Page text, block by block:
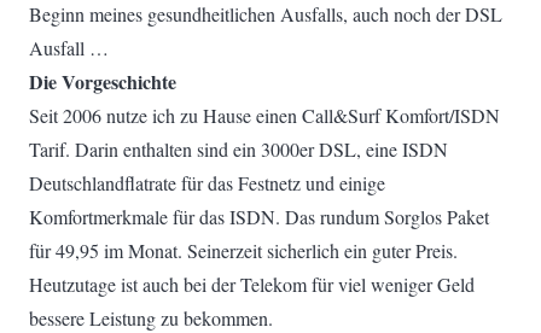
Beginn meines gesundheitlichen Ausfalls, auch noch der DSL
Ausfall …
Die Vorgeschichte
Seit 2006 nutze ich zu Hause einen Call&Surf Komfort/ISDN
Tarif. Darin enthalten sind ein 3000er DSL, eine ISDN
Deutschlandflatrate für das Festnetz und einige
Komfortmerkmale für das ISDN. Das rundum Sorglos Paket
für 49,95 im Monat. Seinerzeit sicherlich ein guter Preis.
Heutzutage ist auch bei der Telekom für viel weniger Geld
bessere Leistung zu bekommen.